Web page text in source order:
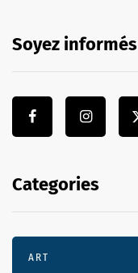
Soyez informés
Categories
ART